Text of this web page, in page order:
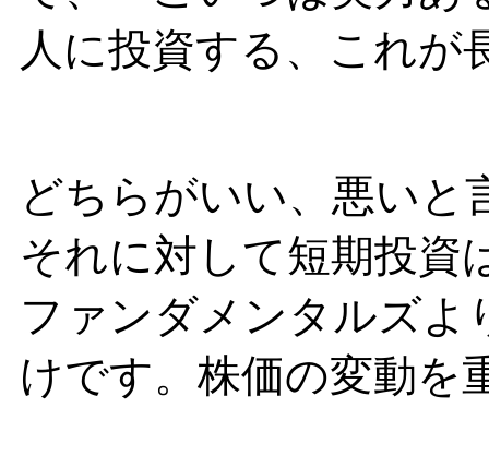
人に投資する、これが
どちらがいい、悪いと
それに対して短期投資
ファンダメンタルズよ
けです。株価の変動を